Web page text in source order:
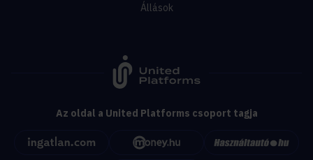
Állások
Az oldal a United Platforms csoport tagja